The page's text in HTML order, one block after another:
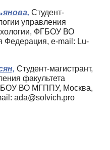
Студент-
управления
ФГБОУ ВО
Федерация, e-mail: Lu-
Студент-магистрант,
факультета
ВО МГППУ, Москва,
ada@solvich.pro